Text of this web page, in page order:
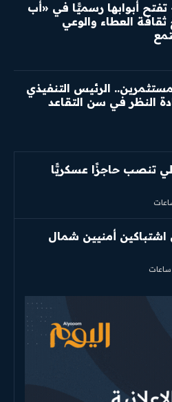
أبوابها رسميًّا في «أب
العطاء والوعي
الرئيس التنفيذي
النظر في سن التقاعد
تنصب حاجزًا عسكريًّا
في اشتباكين أمنيين شمال